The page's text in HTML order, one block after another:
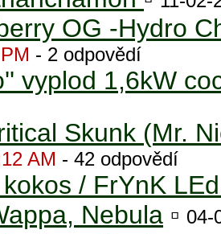
OG -Hydro
- 2 odpovědí
vyplod 1,6kW
Skunk (Mr.
AM - 42 odpovědí
/ FrYnK
Nebula ▫ 04-